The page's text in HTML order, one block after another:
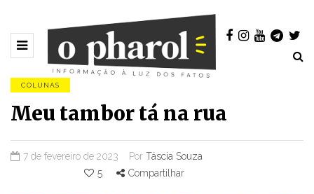
COLUNAS
Meu tambor tá na rua
7 de fevereiro de 2023 Por Táscia Souza
5
Compartilhar